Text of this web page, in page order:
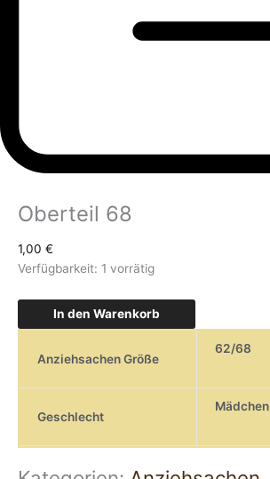
Oberteil 68
1,00 €
Verfügbarkeit: 1 vorrätig
In den Warenkorb
Anziehsachen Größe
62/68
Geschlecht
Mädchen